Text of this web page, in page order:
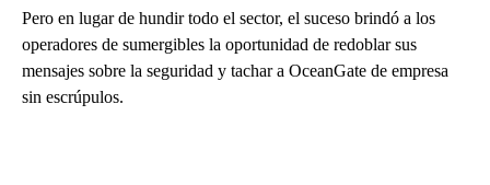
Pero en lugar de hundir todo el sector, el suceso brindó a los
operadores de sumergibles la oportunidad de redoblar sus
mensajes sobre la seguridad y tachar a OceanGate de empresa
sin escrúpulos.